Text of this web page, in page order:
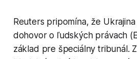
Reuters pripomína, že
dohovor o ľudských právach
základ pre špeciálny tribunál.